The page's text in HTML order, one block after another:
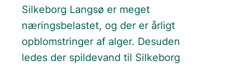
Silkeborg Langsø er meget
næringsbelastet, og der er årligt
opblomstringer af alger. Desuden
ledes der spildevand til Silkeborg